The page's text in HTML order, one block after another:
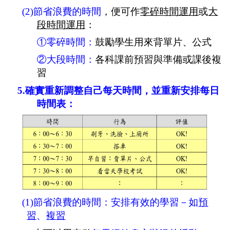
(2)節省浪費的時間 ，便可作零碎時間運用或大
段時間運用 ：
①零碎時間： 鼓勵學生用來背單片、公式
②大段時間： 各科課前預習與準備或課後複
習
5.確實重新調整自己每天時間，並重新安排每日
時間表：
(1)節省浪費的時間：安排有效的學習－如預
習、複習